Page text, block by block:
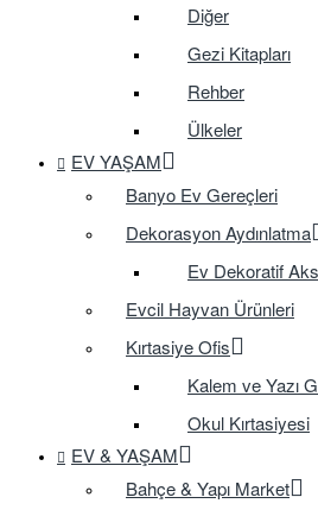
Diğer
Gezi Kitapları
Rehber
Ülkeler
EV YAŞAM
Banyo Ev Gereçleri
Dekorasyon Aydınlatma
Ev Dekoratif
Evcil Hayvan Ürünleri
Kırtasiye Ofis
Kalem ve Yazı
Okul Kırtasiyesi
EV & YAŞAM
Bahçe & Yapı Market